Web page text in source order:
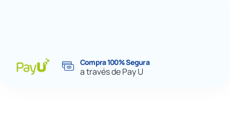
Compra 100% Segura
a través de Pay U